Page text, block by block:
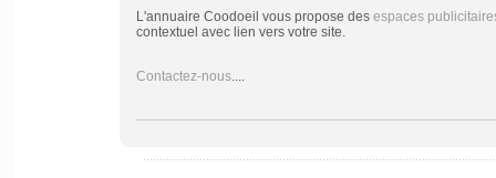
L'annuaire Coodoeil vous propose des espaces
contextuel avec lien vers votre site.
Contactez-nous....